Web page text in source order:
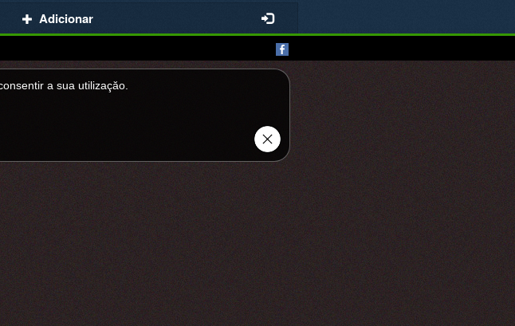
Adicionar
a sua utilizaçăo.